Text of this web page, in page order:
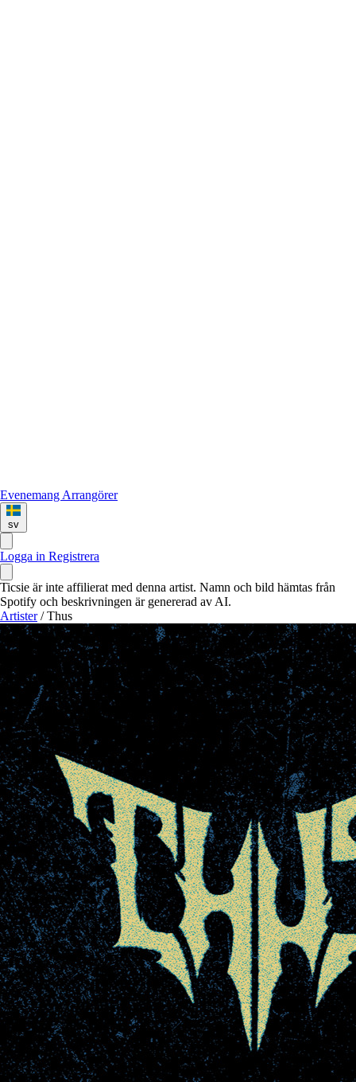
Evenemang Arrangörer
sv
Logga in Registrera
Ticsie är inte affilierat med denna artist. Namn och bild hämtas från
Spotify och beskrivningen är genererad av AI.
Artister / Thus